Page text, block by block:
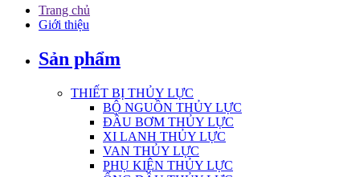
Trang chủ
Giới thiệu
Sản phẩm
THIẾT BỊ THỦY LỰC
BỘ NGUỒN THỦY LỰC
ĐẦU BƠM THỦY LỰC
XI LANH THỦY LỰC
VAN THỦY LỰC
PHỤ KIỆN THỦY LỰC